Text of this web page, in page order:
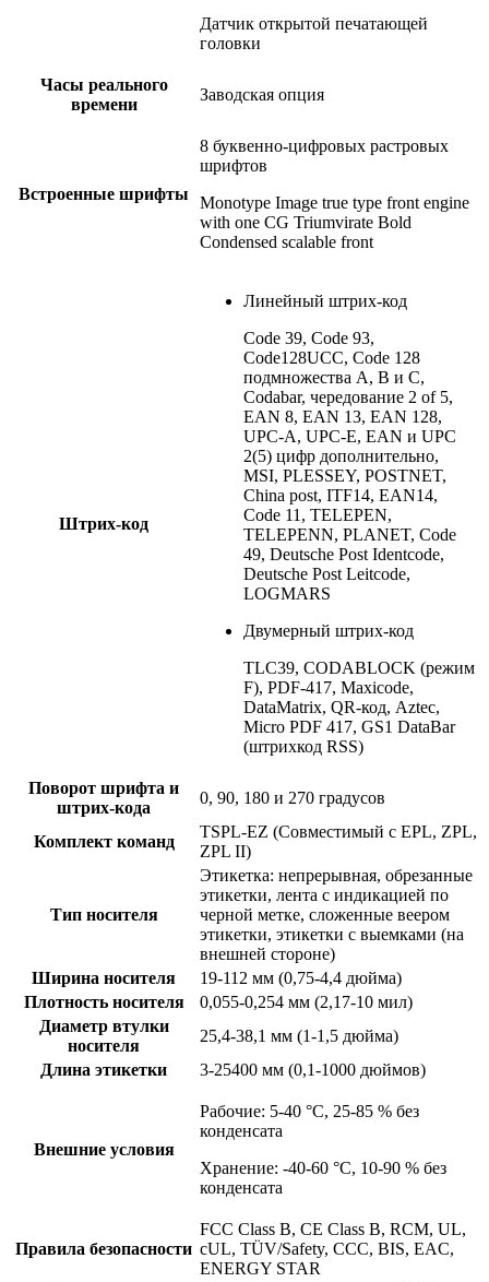
Датчик открытой печатающей
головки
Часы реального
времени
Заводская опция
Встроенные шрифты
8 буквенно-цифровых растровых
шрифтов
Monotype Image true type front engine
with one CG Triumvirate Bold
Condensed scalable front
Штрих-код
Линейный штрих-код
Code 39, Code 93,
Code128UCC, Code 128
подмножества A, B и C,
Codabar, чередование 2 of 5,
EAN 8, EAN 13, EAN 128,
UPC-A, UPC-E, EAN и UPC
2(5) цифр дополнительно,
MSI, PLESSEY, POSTNET,
China post, ITF14, EAN14,
Code 11, TELEPEN,
TELEPENN, PLANET, Code
49, Deutsche Post Identcode,
Deutsche Post Leitcode,
LOGMARS
Двумерный штрих-код
TLC39, CODABLOCK (режим
F), PDF-417, Maxicode,
DataMatrix, QR-код, Aztec,
Micro PDF 417, GS1 DataBar
(штрихкод RSS)
Поворот шрифта и
штрих-кода
0, 90, 180 и 270 градусов
Комплект команд
TSPL-EZ (Совместимый с EPL, ZPL,
ZPL II)
Тип носителя
Этикетка: непрерывная, обрезанные
этикетки, лента с индикацией по
черной метке, сложенные веером
этикетки, этикетки с выемками (на
внешней стороне)
Ширина носителя
19-112 мм (0,75-4,4 дюйма)
Плотность носителя
0,055-0,254 мм (2,17-10 мил)
Диаметр втулки
носителя
25,4-38,1 мм (1-1,5 дюйма)
Длина этикетки
3-25400 мм (0,1-1000 дюймов)
Внешние условия
Рабочие: 5-40 °C, 25-85 % без
конденсата
Хранение: -40-60 °C, 10-90 % без
конденсата
Правила безопасности
FCC Class B, CE Class B, RCM, UL,
cUL, TÜV/Safety, CCC, BIS, EAC,
ENERGY STAR